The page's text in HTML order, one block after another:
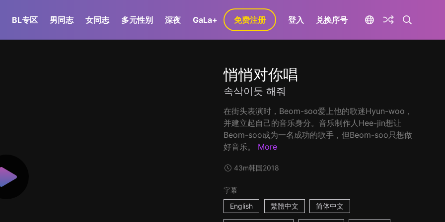
BL专区 男同志 女同志 多元性别 深夜 GaLa+ 免费注册 登入 兑换序号
悄悄对你唱
속삭이듯 해줘
在街头表演时，Beom-soo爱上他的歌迷Hyun-woo，
并建立起自己的音乐身分。音乐制作人Hee-jin想让
Beom-soo成为一名成功的歌手，但Beom-soo只想做
好音乐。
More
43m韩国2018
字幕
English
繁體中文 简体中文